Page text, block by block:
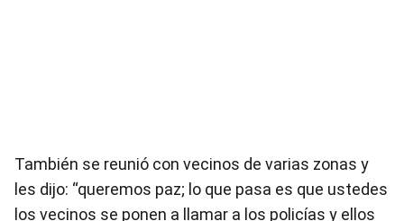
También se reunió con vecinos de varias zonas y
les dijo: “queremos paz; lo que pasa es que ustedes
los vecinos se ponen a llamar a los policías y ellos